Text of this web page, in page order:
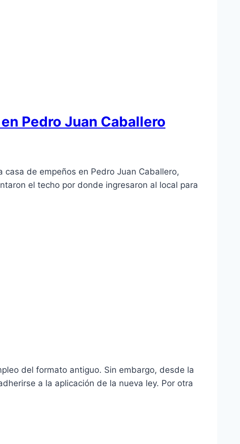
Pedro Juan Caballero
de empeños en Pedro Juan Caballero,
el techo por donde ingresaron al local para
del formato antiguo. Sin embargo, desde la
a la aplicación de la nueva ley. Por otra